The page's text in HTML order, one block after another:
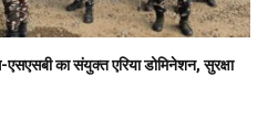
का संयुक्त एरिया डोमिनेशन, सुरक्षा